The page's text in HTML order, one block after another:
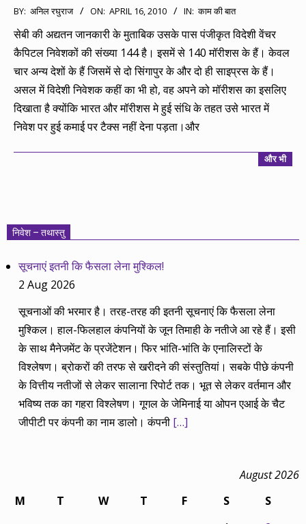
2010-
04-
16
BY: अनिल रघुराज ON: APRIL 16, 2010 IN: काम की बात
सेबी की अद्यतन जानकारी के मुताबिक उसके पास पंजीकृत विदेशी वेंचर
कैपिटल निवेशकों की संख्या 144 है। इसमें से 140 मॉरीशस के हैं। केवल
चार अन्य देशों के हैं जिसमें से दो सिंगापुर के और दो ही साइप्रस के हैं।
असल में विदेशी निवेशक कहीं का भी हो, वह अपने को मॉरीशस का इसलिए
दिखाता है क्योंकि भारत और मॉरीशस मे हुई संधि के तहत उसे भारत में
निवेश पर हुई कमाई पर टैक्स नहीं देना पड़ता।और
और भी
निवेश – तथास्तु
सूचनाएं इतनी कि फैसला लेना मुश्किल!
2 Aug 2026
सूचनाओं की भरमार है। तरह-तरह की इतनी सूचनाएं कि फैसला लेना
मुश्किल। हाल-फिलहाल कंपनियों के जून तिमाही के नतीजे आ रहे हैं। इसी
के साथ मैनेजमेंट के प्रजेंटेशन। फिर भांति-भांति के एनालिस्टों के
विश्लेषण। ब्रोकरों की तरफ से खरीदने की संस्तुतियां। सबके पीछे कंपनी
के वित्तीय नतीजों से लेकर सालाना रिपोर्ट तक। भूत से लेकर वर्तमान और
भविष्य तक का गहरा विश्लेषण। गूगल के जेमिनाई या ओपन एआई के चैट
जीपीटी पर कंपनी का नाम डालो। कंपनी […]
August 2026
M
T W T F S
S